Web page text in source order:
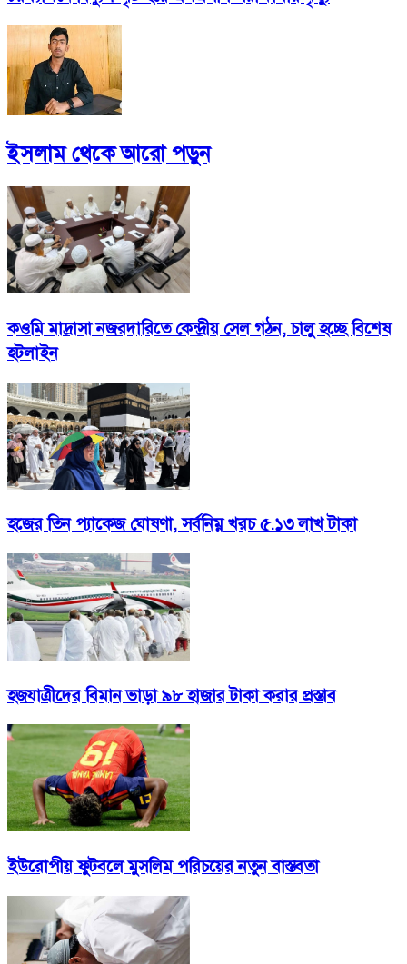
ইসলামথেকে আরো পড়ুন
কওমি মাদ্রাসা নজরদারিতে কেন্দ্রীয় সেল গঠন, চালু হচ্ছে বিশেষ
হটলাইন
হজের তিন প্যাকেজ ঘোষণা, সর্বনিম্ন খরচ ৫.১৩ লাখ টাকা
হজযাত্রীদের বিমান ভাড়া ৯৮ হাজার টাকা করার প্রস্তাব
ইউরোপীয় ফুটবলে মুসলিম পরিচয়ের নতুন বাস্তবতা